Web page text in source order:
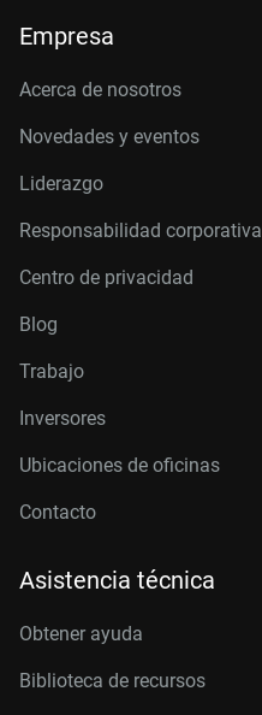
Empresa
Acerca de nosotros
Novedades y eventos
Liderazgo
Responsabilidad corporativa
Centro de privacidad
Blog
Trabajo
Inversores
Ubicaciones de oficinas
Contacto
Asistencia técnica
Obtener ayuda
Biblioteca de recursos